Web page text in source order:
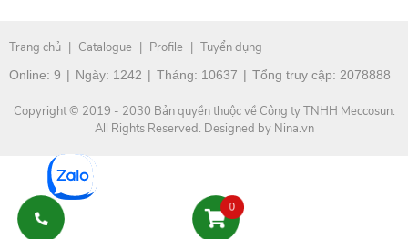
Trang chủ | Catalogue | Profile | Tuyển dụng
Online: 9 | Ngày: 1242 | Tháng: 10637 | Tổng truy cập: 2078888
Copyright © 2019 - 2030 Bản quyền thuộc về Công ty TNHH Meccosun.
All Rights Reserved. Designed by Nina.vn
0